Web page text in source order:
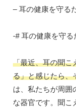
– 耳の健康を守る
-# 耳の健康を守る
「最近、耳の聞こ
る」と感じたら、
は、私たちが周囲
な器官です。聞こ